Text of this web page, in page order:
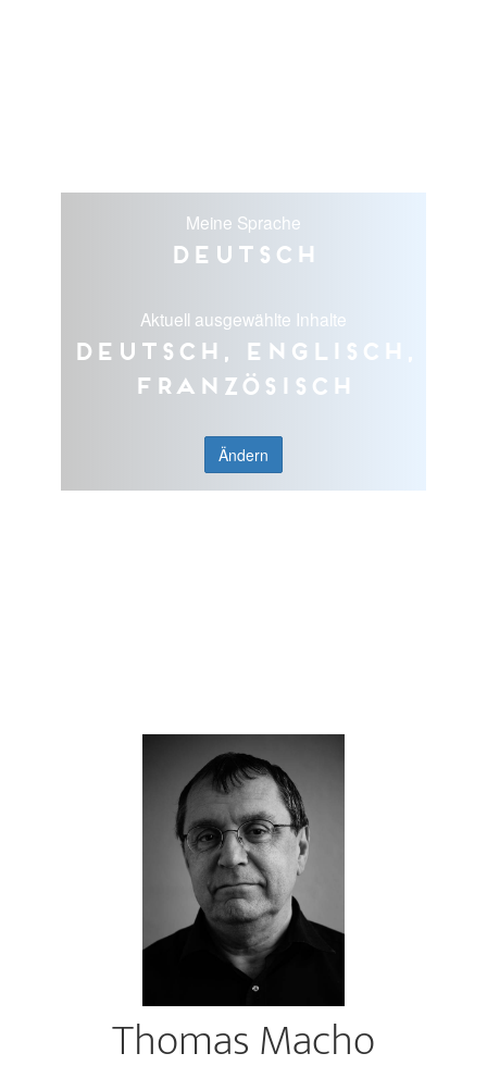
Meine Sprache
Deutsch
Aktuell ausgewählte Inhalte
Deutsch, Englisch,
Französisch
Ändern
Thomas Macho